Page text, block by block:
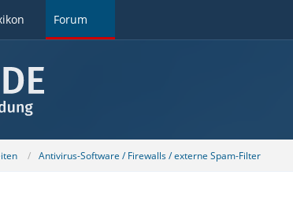
Forum
Antivirus-Software / Firewalls / externe Spam-Filter